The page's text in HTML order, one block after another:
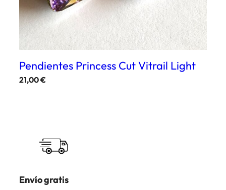
Pendientes Princess Cut Vitrail Light
21,00€
Envío gratis